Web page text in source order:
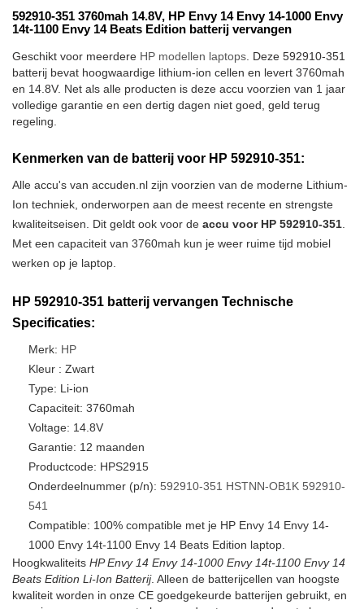
592910-351 3760mah 14.8V, HP Envy 14 Envy 14-1000 Envy
14t-1100 Envy 14 Beats Edition batterij vervangen
Geschikt voor meerdere HP modellen laptops . Deze 592910-351
batterij bevat hoogwaardige lithium-ion cellen en levert 3760mah
en 14.8V. Net als alle producten is deze accu voorzien van 1 jaar
volledige garantie en een dertig dagen niet goed, geld terug
regeling.
Kenmerken van de batterij voor HP 592910-351:
Alle accu's van accuden.nl zijn voorzien van de moderne Lithium-
Ion techniek, onderworpen aan de meest recente en strengste
kwaliteitseisen. Dit geldt ook voor de accu voor HP 592910-351
Met een capaciteit van 3760mah kun je weer ruime tijd mobiel
werken op je laptop.
HP 592910-351 batterij vervangen Technische
Specificaties:
Merk: HP
Kleur : Zwart
Type: Li-ion
Capaciteit: 3760mah
Voltage: 14.8V
Garantie: 12 maanden
Productcode: HPS2915
Onderdeelnummer (p/n): 592910-351 HSTNN-OB1K 592910-
541
Compatible: 100% compatible met je HP Envy 14 Envy 14-
1000 Envy 14t-1100 Envy 14 Beats Edition laptop.
Hoogkwaliteits HP Envy 14 Envy 14-1000 Envy 14t-1100 Envy 14
Beats Edition Li-Ion Batterij. Alleen de batterijcellen van hoogste
kwaliteit worden in onze CE goedgekeurde batterijen gebruikt, en